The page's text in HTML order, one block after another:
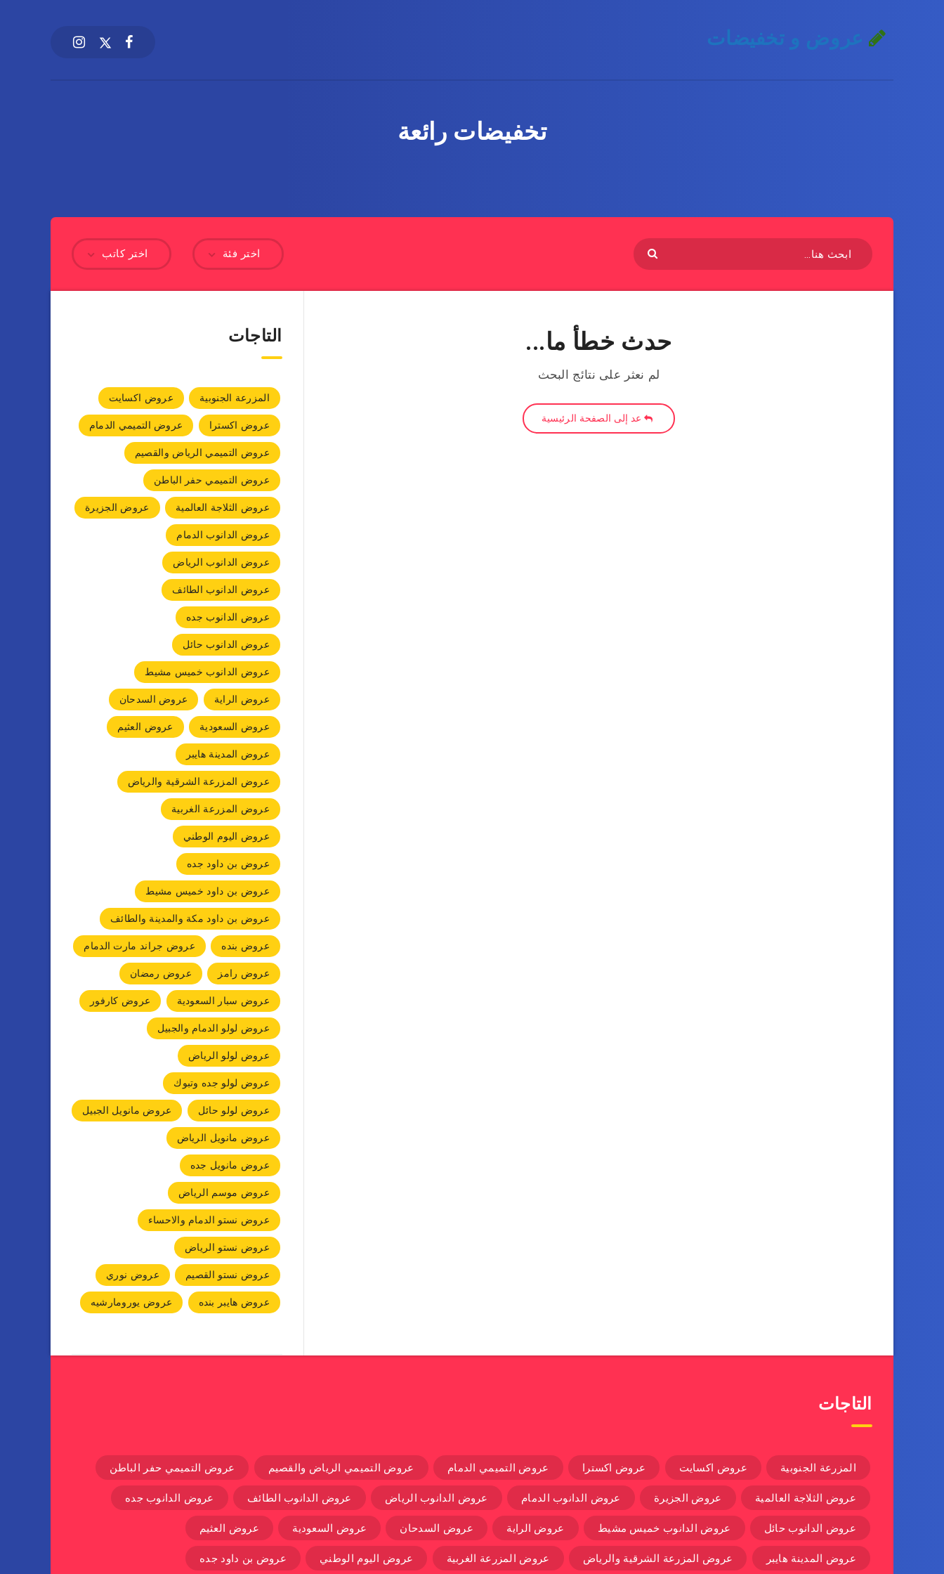
عروض و تخفيضات
تخفيضات رائعة
اختر كاتب اختر فئة
حدث خطأ ما...
لم نعثر على نتائج البحث
عد إلى الصفحة الرئيسية
التاجات
المزرعة الجنوبية
عروض اكسايت
عروض اكسترا
عروض التميمي الدمام
عروض التميمي الرياض والقصيم
عروض التميمي حفر الباطن
عروض الثلاجة العالمية
عروض الجزيرة
عروض الدانوب الدمام
عروض الدانوب الرياض
عروض الدانوب الطائف
عروض الدانوب جده
عروض الدانوب حائل
عروض الدانوب خميس مشيط
عروض الراية
عروض السدحان
عروض السعودية
عروض العثيم
عروض المدينة هايبر
عروض المزرعة الشرقية والرياض
عروض المزرعة الغربية
عروض اليوم الوطني
عروض بن داود جده
عروض بن داود خميس مشيط
عروض بن داود مكة والمدينة والطائف
عروض بنده
عروض جراند مارت الدمام
عروض رامز
عروض رمضان
عروض سبار السعودية
عروض كارفور
عروض لولو الدمام والجبيل
عروض لولو الرياض
عروض لولو جده وتبوك
عروض لولو حائل
عروض مانويل الجبيل
عروض مانويل الرياض
عروض مانويل جده
عروض موسم الرياض
عروض نستو الدمام والاحساء
عروض نستو الرياض
عروض نستو القصيم
عروض نوري
عروض هايبر بنده
عروض يورومارشيه
التاجات
المزرعة الجنوبية عروض اكسايت عروض اكسترا عروض التميمي الدمام عروض التميمي الرياض والقصيم عروض التميمي حفر الباطن
عروض الثلاجة العالمية عروض الجزيرة عروض الدانوب الدمام عروض الدانوب الرياض عروض الدانوب الطائف عروض الدانوب جده
عروض الدانوب حائل عروض الدانوب خميس مشيط عروض الراية عروض السدحان عروض السعودية عروض العثيم
عروض المدينة هايبر عروض المزرعة الشرقية والرياض عروض المزرعة الغربية عروض اليوم الوطني عروض بن داود جده